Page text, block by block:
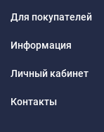
Для покупателей
Информация
Личный кабинет
Контакты